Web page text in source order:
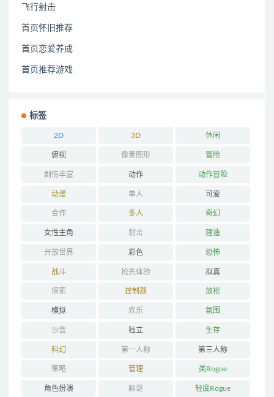
飞行射击
首页怀旧推荐
首页恋爱养成
首页推荐游戏
标签
2D 3D 休闲
俯视 像素图形 冒险
剧情丰富 动作 动作冒险
动漫 单人 可爱
合作 多人 奇幻
女性主角 射击 建造
开放世界 彩色 恐怖
战斗 抢先体验 拟真
探索 控制器 放松
模拟 欢乐 氛围
沙盒 独立 生存
科幻 第一人称 第三人称
策略 管理 类Rogue
角色扮演 解谜 轻度Rogue